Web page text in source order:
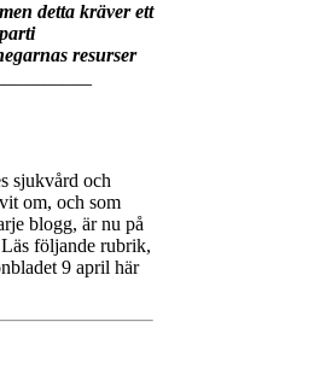
detta kräver ett
resurser
sjukvård och
om, och som
blogg, är nu på
följande rubrik,
9 april här